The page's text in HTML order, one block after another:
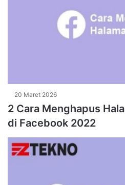
20 Maret 2026
2 Cara Menghapus
di Facebook 2022